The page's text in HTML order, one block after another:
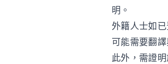
明。
外籍人士如
可能需要翻譯
此外，需證